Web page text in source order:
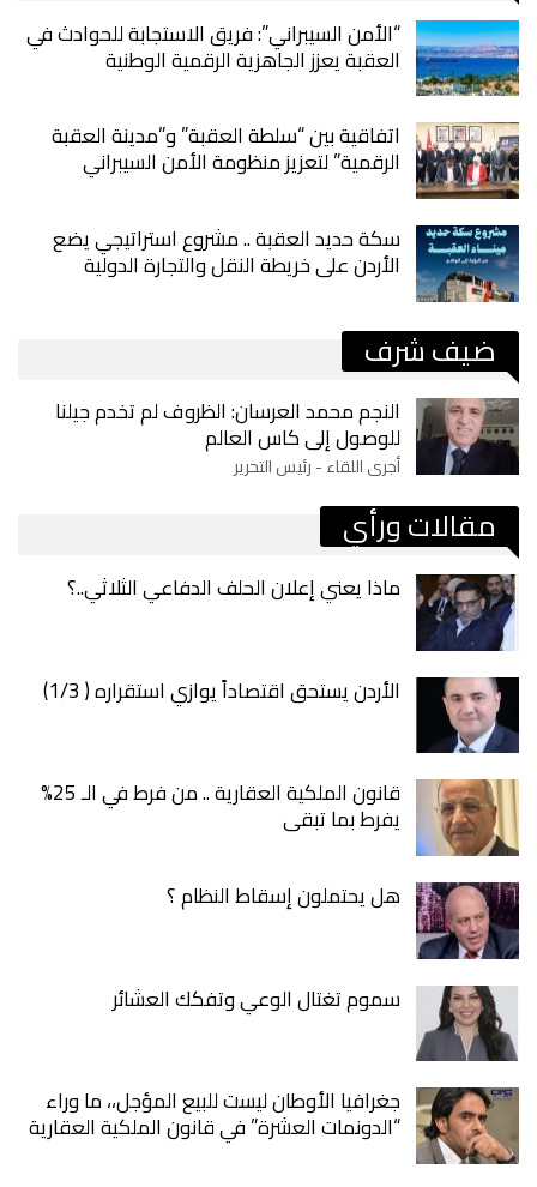
“الأمن السيبراني”: فريق الاستجابة للحوادث في
العقبة يعزز الجاهزية الرقمية الوطنية
اتفاقية بين “سلطة العقبة” و”مدينة العقبة
الرقمية” لتعزيز منظومة الأمن السيبراني
سكة حديد العقبة .. مشروع استراتيجي يضع
الأردن على خريطة النقل والتجارة الدولية
ضيف شرف
النجم محمد العرسان: الظروف لم تخدم جيلنا
للوصول إلى كاس العالم
أجرى اللقاء - رئيس التحرير
مقالات ورأي
ماذا يعني إعلان الحلف الدفاعي الثلاثي..؟
الأردن يستحق اقتصاداً يوازي استقراره ( 1/3)
قانون الملكية العقارية .. من فرط في الـ 25%
يفرط بما تبقى
هل يحتملون إسقاط النظام ؟
سموم تغتال الوعي وتفكك العشائر
جغرافيا الأوطان ليست للبيع المؤجل،، ما وراء
“الدونمات العشرة” في قانون الملكية العقارية